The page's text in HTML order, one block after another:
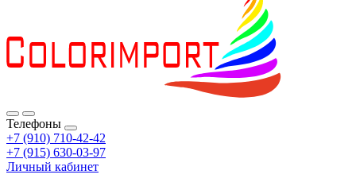
Телефоны
+7 (910) 710-42-42
+7 (915) 630-03-97
Личный кабинет